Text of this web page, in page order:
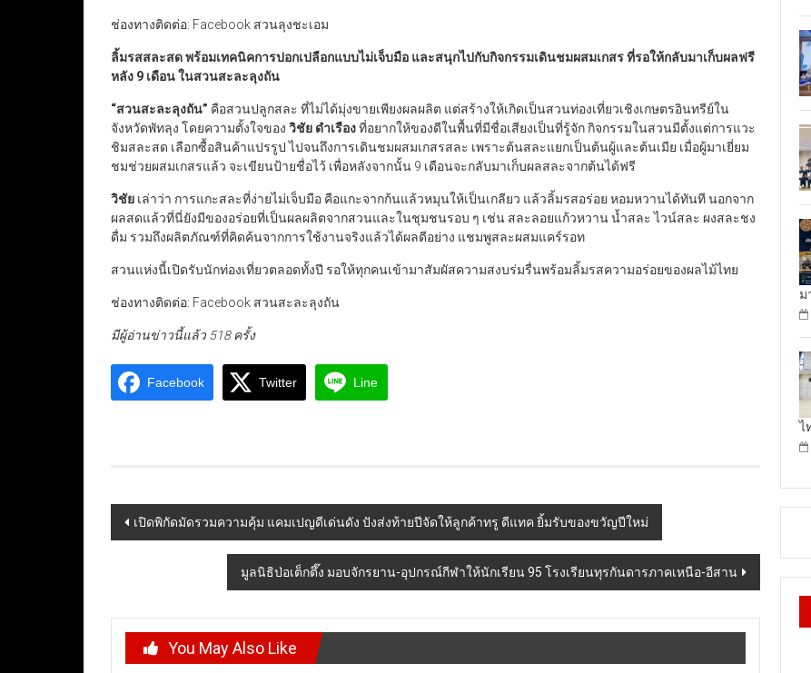
ช่องทางติดต่อ: Facebook สวนลุงชะเอม
ลิ้มรสสละสด พร้อมเทคนิคการปอกเปลือกแบบไม่เจ็บมือ และสนุกไปกับกิจกรรมเดินชมผสมเกสร ที่รอให้กลับมาเก็บผลฟรี
หลัง 9 เดือน ในสวนสะละลุงถัน
“สวนสะละลุงถัน” คือสวนปลูกสละ ที่ไม่ได้มุ่งขายเพียงผลผลิต แต่สร้างให้เกิดเป็นสวนท่องเที่ยวเชิงเกษตรอินทรีย์ใน
จังหวัดพัทลุง โดยความตั้งใจของ วิชัย ดำเรืองที่อยากให้ของดีในพื้นที่มีชื่อเสียงเป็นที่รู้จัก กิจกรรมในสวนมีตั้งแต่การแวะ
ชิมสละสด เลือกซื้อสินค้าแปรรูป ไปจนถึงการเดินชมผสมเกสรสละ เพราะต้นสละแยกเป็นต้นผู้และต้นเมีย เมื่อผู้มาเยี่ยม
ชมช่วยผสมเกสรแล้ว จะเขียนป้ายชื่อไว้ เพื่อหลังจากนั้น 9 เดือนจะกลับมาเก็บผลสละจากต้นได้ฟรี
วิชัย เล่าว่า การแกะสละที่ง่ายไม่เจ็บมือ คือแกะจากก้นแล้วหมุนให้เป็นเกลียว แล้วลิ้มรสอร่อย หอมหวานได้ทันที นอกจาก
ผลสดแล้วที่นี่ยังมีของอร่อยที่เป็นผลผลิตจากสวนและในชุมชนรอบ ๆ เช่น สละลอยแก้วหวาน น้ำสละ ไวน์สละ ผงสละชง
ดื่ม รวมถึงผลิตภัณฑ์ที่คิดค้นจากการใช้งานจริงแล้วได้ผลดีอย่าง แชมพูสละผสมแคร์รอท
สวนแห่งนี้เปิดรับนักท่องเที่ยวตลอดทั้งปี รอให้ทุกคนเข้ามาสัมผัสความสงบร่มรื่นพร้อมลิ้มรสความอร่อยของผลไม้ไทย
ช่องทางติดต่อ: Facebook สวนสะละลุงถัน
มีผู้อ่านข่าวนี้แล้ว 518 ครั้ง
Facebook Twitter Line
Post
เปิดพิกัดมัดรวมความคุ้ม แคมเปญดีเด่นดัง ปังส่งท้ายปีจัดให้ลูกค้าทรู ดีแทค ยิ้มรับของขวัญปีใหม่
มูลนิธิป่อเต็กตึ๊ง มอบจักรยาน-อุปกรณ์กีฬาให้นักเรียน 95 โรงเรียนทุรกันดารภาคเหนือ-อีสาน
You May Also Like
ม
ไ